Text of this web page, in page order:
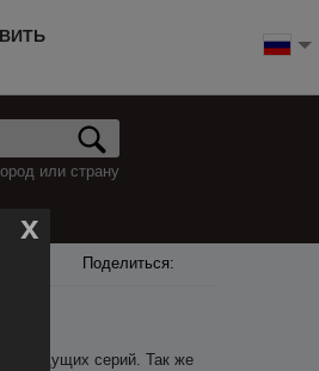
или страну
x
Поделиться:
грядущих серий. Так же